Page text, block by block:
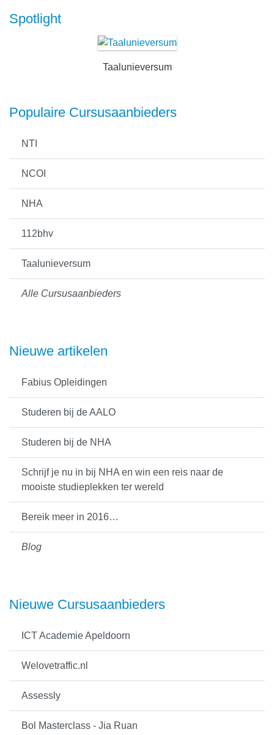
Spotlight
Taalunieversum
Populaire Cursusaanbieders
NTI
NCOI
NHA
112bhv
Taalunieversum
Alle Cursusaanbieders
Nieuwe artikelen
Fabius Opleidingen
Studeren bij de AALO
Studeren bij de NHA
Schrijf je nu in bij NHA en win een reis naar de
mooiste studieplekken ter wereld
Bereik meer in 2016…
Blog
Nieuwe Cursusaanbieders
ICT Academie Apeldoorn
Welovetraffic.nl
Assessly
Bol Masterclass - Jia Ruan